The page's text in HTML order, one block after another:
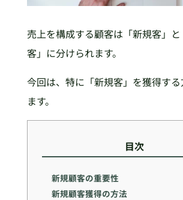
売上を構成する顧客は「新規客」
客」に分けられます。
今回は、特に「新規客」を獲得す
ます。
目次
新規顧客の重要性
新規顧客獲得の方法